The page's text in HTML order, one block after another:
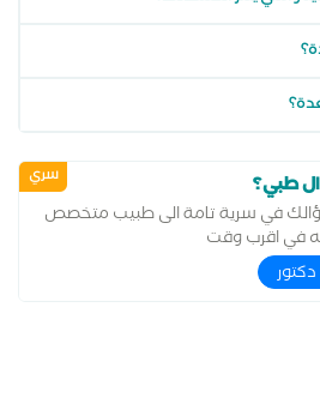
سري طبي؟
في سرية تامة الى طبيب متخصص
في اقرب وقت